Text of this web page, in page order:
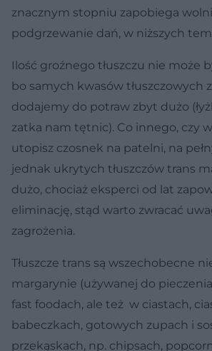
znacznym stopniu zapobiega
podgrzewanie dań, w niższych
Ilość groźnego tłuszczu nie może
bo samych kwasów tłuszczowych
dodajemy do potraw zbyt dużo
zatka nam tętnic). Co innego, czy
utopisz czosnek na patelni, na
jednak ukrytych tłuszczów trans
dużo, chociaż eksperci od lat
eliminację, stąd warto zwracać
zagrożenia.
Tłuszcze trans są wszechobecne
margarynie (używanej do
fast foodach, ale też w ciastach,
babeczkach, gotowych zupach i
przekąskach, np. chipsach,